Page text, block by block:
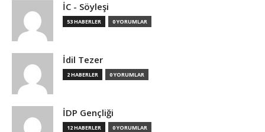
İC - Söyleşi
53 HABERLER 0 YORUMLAR
İdil Tezer
2 HABERLER 0 YORUMLAR
İDP Gençliği
12 HABERLER 0 YORUMLAR